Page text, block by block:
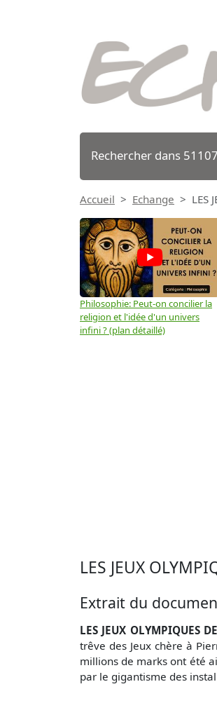
Rechercher dans
Accueil Echange LES
Philosophie: Peut-on concilier la
religion et l'idée d'un univers
infini ? (plan détaillé)
LES JEUX
Extrait du
LES JEUX OLYMPIQUES
trêve des Jeux chère à
millions de marks ont été
par le gigantisme des